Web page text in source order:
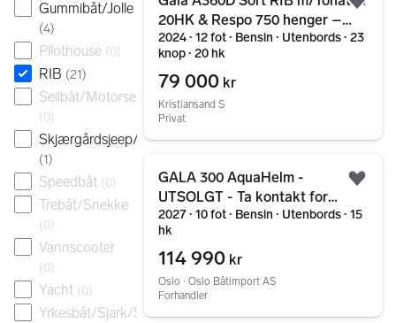
Gummibåt/Jolle
(4)
Pilothouse (0)
RIB (21)
Seilbåt/Motorseiler
(0)
Skjærgårdsjeep/Landstedsbåt
(1)
Speedbåt (0)
Trebåt/Snekke
(0)
Vannscooter
(0)
Yacht (0)
Yrkesbåt/Sjark/Skøyte
20HK & Respo 750 henger –
Dobbelt aluminiumsskrog!
2024 ∙ 12 fot ∙ Bensin ∙ Utenbords ∙ 23
knop ∙ 20 hk
79 000 kr
Kristiansand S
Privat
GALA 300 AquaHelm -
UTSOLGT - Ta kontakt for
ekstra godt høst tilbud...
2027 ∙ 10 fot ∙ Bensin ∙ Utenbords ∙ 15
hk
114 990 kr
Oslo ∙ Oslo Båtimport AS
Forhandler